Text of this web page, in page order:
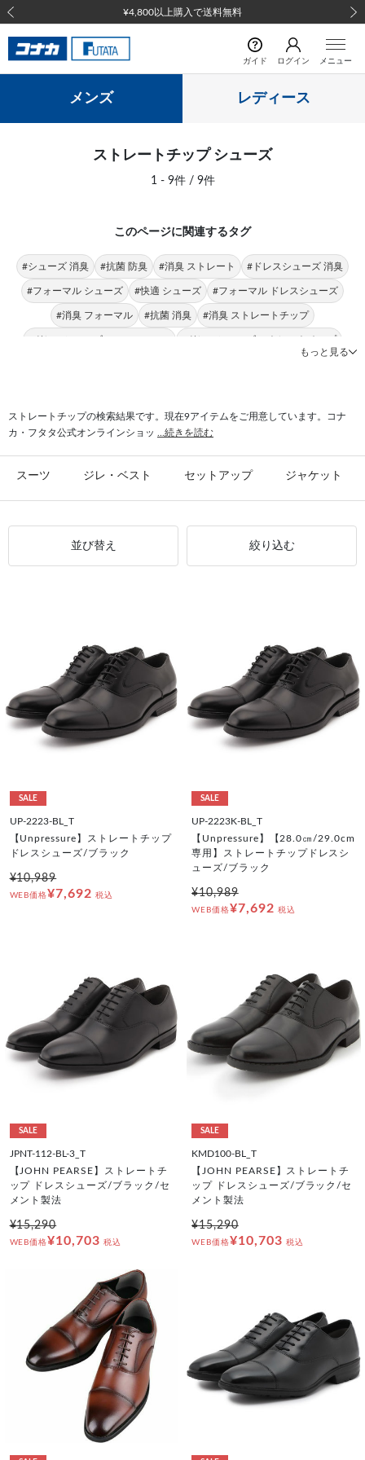
¥4,800以上購入で送料無料
前の画像
ガイド ログイン メニュー
メンズ レディース
ストレートチップ シューズ
1 - 9件 / 9件
このページに関連するタグ
#シューズ 消臭 #抗菌 防臭 #消臭 ストレート #ドレスシューズ 消臭
#フォーマル シューズ #快適 シューズ #フォーマル ドレスシューズ
#消臭 フォーマル #抗菌 消臭 #消臭 ストレートチップ
#ドレスシューズ JOHN PEARSE #ドレスシューズ ストレートチップ
#消臭 ビジネス #消臭 セメント製法
もっと見る
ストレートチップの検索結果です。現在9アイテムをご用意しています。コナ
カ・フタタ公式オンラインショッ
...続きを読む
スーツ ジレ・ベスト セットアップ ジャケット
並び替え 絞り込む
SALE
UP-2223-BL_T
【Unpressure】ストレートチップ
ドレスシューズ/ブラック
¥10,989
WEB価格¥7,692 税込
SALE
UP-2223K-BL_T
【Unpressure】【28.0㎝/29.0cm
専用】ストレートチップドレスシ
ューズ/ブラック
¥10,989
WEB価格¥7,692 税込
SALE
JPNT-112-BL-3_T
【JOHN PEARSE】ストレートチ
ップ ドレスシューズ/ブラック/セ
メント製法
¥15,290
WEB価格¥10,703 税込
SALE
KMD100-BL_T
【JOHN PEARSE】ストレートチ
ップ ドレスシューズ/ブラック/セ
メント製法
¥15,290
WEB価格¥10,703 税込